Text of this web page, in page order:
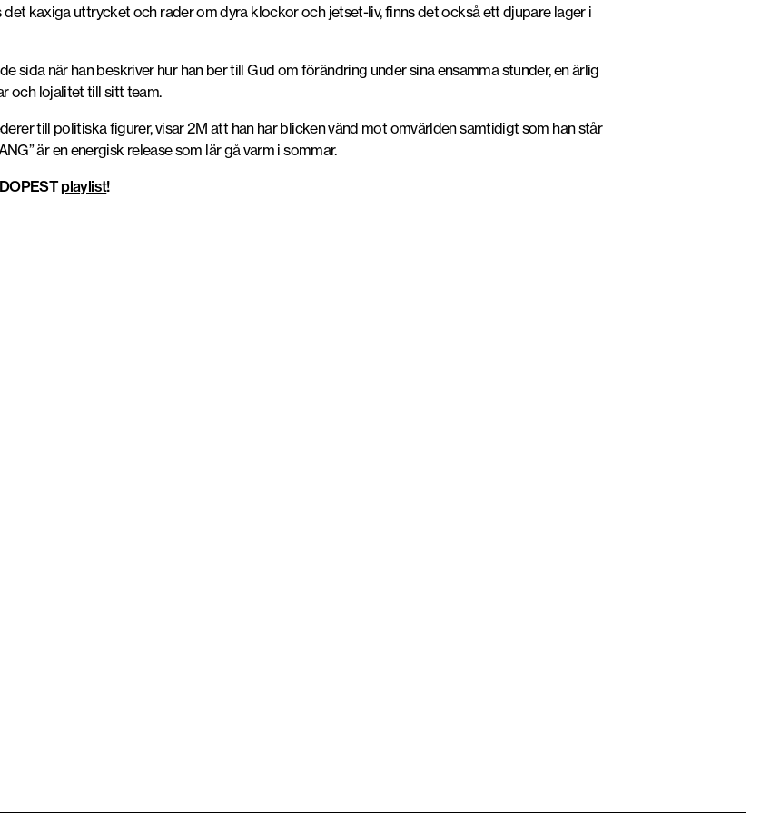
det kaxiga uttrycket och rader om dyra klockor och jetset-liv, finns det också ett djupare lager i
sida när han beskriver hur han ber till Gud om förändring under sina ensamma stunder, en ärlig
och lojalitet till sitt team.
till politiska figurer, visar 2M att han har blicken vänd mot omvärlden samtidigt som han står
är en energisk release som lär gå varm i sommar.
playlist!